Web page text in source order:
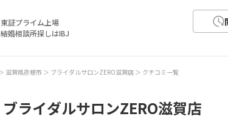
東証プライム上場
結婚相談所探しはIBJ
滋賀県彦根市 ブライダルサロンZERO滋賀店 クチコミ一覧
ブライダルサロンZERO滋賀店